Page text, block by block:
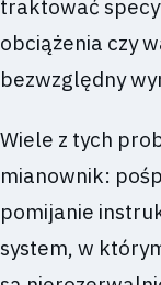
traktować
obciążenia czy
bezwzględny
Wiele z tych
mianownik:
pomijanie
system, w